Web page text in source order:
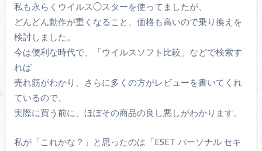
私も永らくウイルス◯スターを使ってましたが、
どんどん動作が重くなること、価格も高いので乗り換えを
検討しました。
今は便利な時代で、「ウイルスソフト比較」などで検索す
れば
売れ筋がわかり、さらに多くの方がレビューを書いてくれ
ているので、
実際に買う前に、ほぼその商品の良し悪しがわかります。
私が「これかな？」と思ったのは「ESET パーソナル セキ